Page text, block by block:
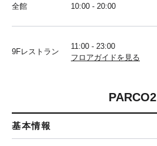
全館 10:00 - 20:00
9Fレストラン
11:00 - 23:00
フロアガイドを見る
PARCO2
基本情報